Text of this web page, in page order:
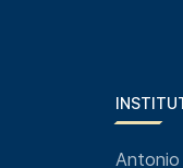
Antonio